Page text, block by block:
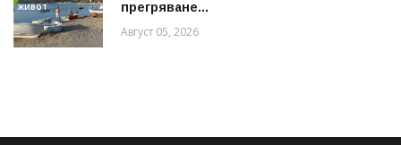
ЖИВОТ
прегряване...
Август 05, 2026